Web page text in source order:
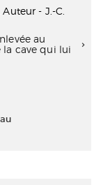
- J.-C.
au
cave qui lui